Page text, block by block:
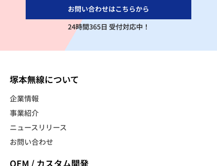
お問い合わせはこちらから
24時間365日 受付対応中！
塚本無線について
企業情報
事業紹介
ニュースリリース
お問い合わせ
OEM / カスタム開発